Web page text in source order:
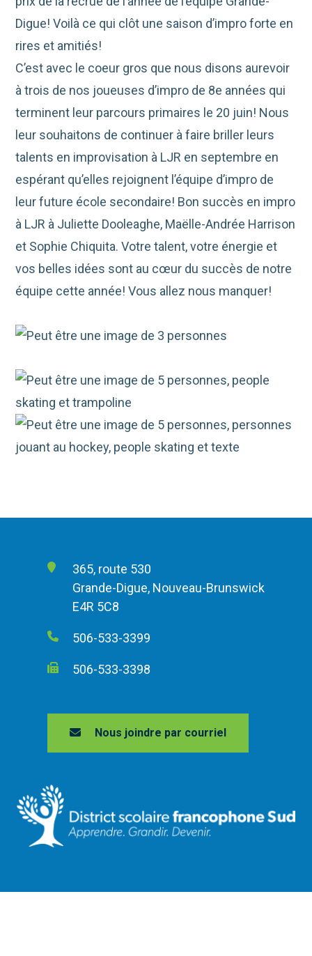
Digue! Voilà ce qui clôt une saison d’impro forte en
rires et amitiés!
C’est avec le coeur gros que nous disons aurevoir
à trois de nos joueuses d’impro de 8e années qui
terminent leur parcours primaires le 20 juin! Nous
leur souhaitons de continuer à faire briller leurs
talents en improvisation à LJR en septembre en
espérant qu’elles rejoignent l’équipe d’impro de
leur future école secondaire! Bon succès en impro
à LJR à Juliette Dooleaghe, Maëlle-Andrée Harrison
et Sophie Chiquita. Votre talent, votre énergie et
vos belles idées sont au cœur du succès de notre
équipe cette année! Vous allez nous manquer!
365, route 530
Grande-Digue, Nouveau-Brunswick
E4R 5C8
506-533-3399
506-533-3398
Nous joindre par courriel